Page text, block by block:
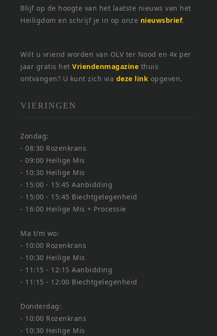
Blijf op de hoogte van het laatste nieuws van het
Heiligdom en schrijf je in op onze nieuwsbrief.
Wilt u vriend worden van OLV ter Nood en 4x per
jaar gratis hetVriendenmagazine thuis
ontvangen? U kunt zich via deze link opgeven.
VIERINGEN
Zondag:
- 08:30 Rozenkrans
- 09:00 Heilige Mis
- 10:30 Heilige Mis
- 15:00 - 15:45 Aanbidding
- 15:00 - 15:45 Biechtgelegenheid
- 16:00 Heilige Mis + Processie
Ma t/m wo:
- 10:00 Rozenkrans
- 10:30 Heilige Mis
- 11:15 - 12:15 Aanbidding
- 11:15 - 12:00 Biechtgelegenheid
Donderdag:
- 10:00 Rozenkrans
- 10:30 Heilige Mis